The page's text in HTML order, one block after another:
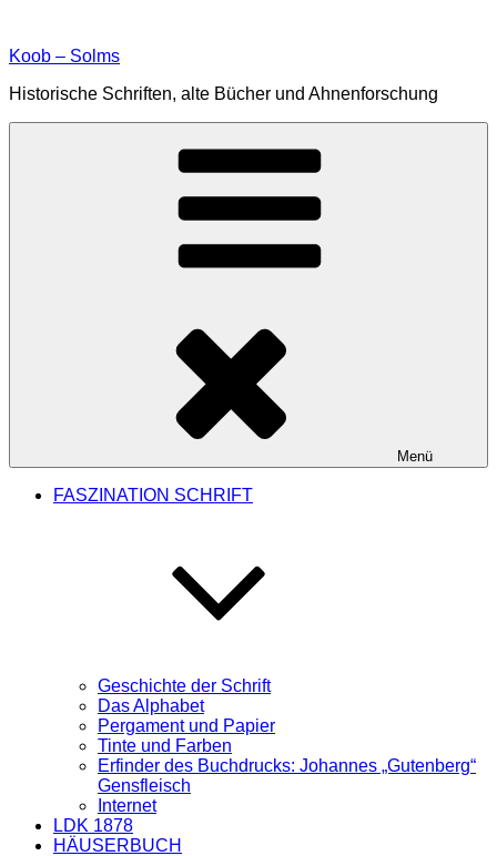
springen
Koob – Solms
Historische Schriften, alte Bücher und Ahnenforschung
Menü
FASZINATION SCHRIFT
Geschichte der Schrift
Das Alphabet
Pergament und Papier
Tinte und Farben
Erfinder des Buchdrucks: Johannes „Gutenberg“
Gensfleisch
Internet
LDK 1878
HÄUSERBUCH